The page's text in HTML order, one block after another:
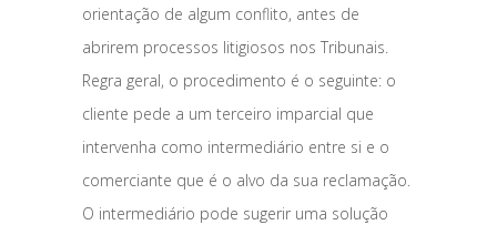
orientação de algum conflito, antes de
abrirem processos litigiosos nos Tribunais.
Regra geral, o procedimento é o seguinte: o
cliente pede a um terceiro imparcial que
intervenha como intermediário entre si e o
comerciante que é o alvo da sua reclamação.
O intermediário pode sugerir uma solução